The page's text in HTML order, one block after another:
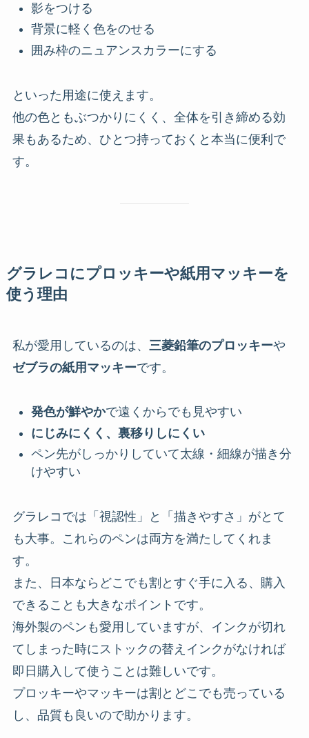
影をつける
背景に軽く色をのせる
囲み枠のニュアンスカラーにする
といった用途に使えます。
他の色ともぶつかりにくく、全体を引き締める効
果もあるため、ひとつ持っておくと本当に便利で
す。
グラレコにプロッキーや紙用マッキーを
使う理由
私が愛用しているのは、 三菱鉛筆のプロッキーや
ゼブラの紙用マッキーです。
発色が鮮やかで遠くからでも見やすい
にじみにくく、裏移りしにくい
ペン先がしっかりしていて太線・細線が描き分
けやすい
グラレコでは「視認性」と「描きやすさ」がとて
も大事。これらのペンは両方を満たしてくれま
す。
また、日本ならどこでも割とすぐ手に入る、購入
できることも大きなポイントです。
海外製のペンも愛用していますが、インクが切れ
てしまった時にストックの替えインクがなければ
即日購入して使うことは難しいです。
プロッキーやマッキーは割とどこでも売っている
し、品質も良いので助かります。